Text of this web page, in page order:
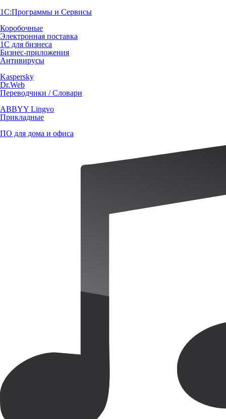
1С:Программы и Сервисы
Коробочные
Электронная поставка
1С для бизнеса
Бизнес-приложения
Антивирусы
Kaspersky
Dr.Web
Переводчики / Словари
ABBYY Lingvo
Прикладные
ПО для дома и офиса